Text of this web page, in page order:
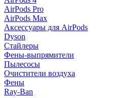
AirPods Pro
AirPods Max
Аксессуары для AirPods
Dyson
Стайлеры
Фены-выпрямители
Пылесосы
Очистители воздуха
Фены
Ray-Ban